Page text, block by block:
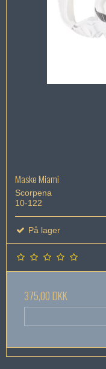
Maske Miami
Scorpena
10-122
På lager
375,00 DKK